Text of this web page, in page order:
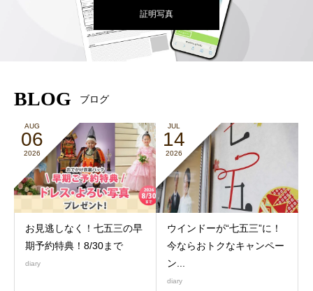
証明写真
BLOG ブログ
AUG
06
2026
お見逃しなく！七五三の早
期予約特典！8/30まで
diary
JUL
14
2026
ウインドーが“七五三”に！
今ならおトクなキャンペー
ン...
diary